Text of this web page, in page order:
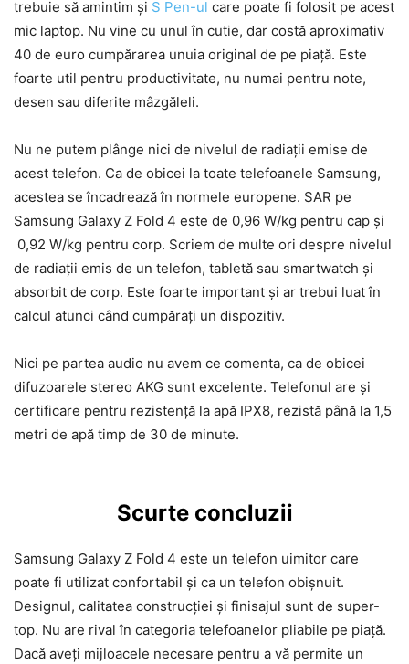
trebuie să amintim și S Pen-ul care poate fi folosit pe acest
mic laptop. Nu vine cu unul în cutie, dar costă aproximativ
40 de euro cumpărarea unuia original de pe piață. Este
foarte util pentru productivitate, nu numai pentru note,
desen sau diferite mâzgăleli.
Nu ne putem plânge nici de nivelul de radiații emise de
acest telefon. Ca de obicei la toate telefoanele Samsung,
acestea se încadrează în normele europene. SAR pe
Samsung Galaxy Z Fold 4 este de 0,96 W/kg pentru cap și
0,92 W/kg pentru corp. Scriem de multe ori despre nivelul
de radiații emis de un telefon, tabletă sau smartwatch și
absorbit de corp. Este foarte important și ar trebui luat în
calcul atunci când cumpărați un dispozitiv.
Nici pe partea audio nu avem ce comenta, ca de obicei
difuzoarele stereo AKG sunt excelente. Telefonul are și
certificare pentru rezistență la apă IPX8, rezistă până la 1,5
metri de apă timp de 30 de minute.
Scurte concluzii
Samsung Galaxy Z Fold 4 este un telefon uimitor care
poate fi utilizat confortabil și ca un telefon obișnuit.
Designul, calitatea construcției și finisajul sunt de super-
top. Nu are rival în categoria telefoanelor pliabile pe piață.
Dacă aveți mijloacele necesare pentru a vă permite un